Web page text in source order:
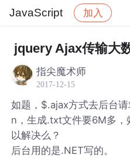
JavaScript 加入
社区 JavaScript 帖
jquery Ajax传输大
指尖魔术师
2017-12-15
如题，$.ajax方式去后台
n，生成.txt文件要6M多，
以解决么？
后台用的是.NET写的。